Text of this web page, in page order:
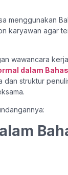
menggunakan
karyawan agar
wawancara
dalam
dan struktur